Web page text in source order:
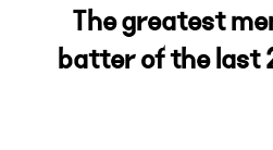
The greatest
batter of the last